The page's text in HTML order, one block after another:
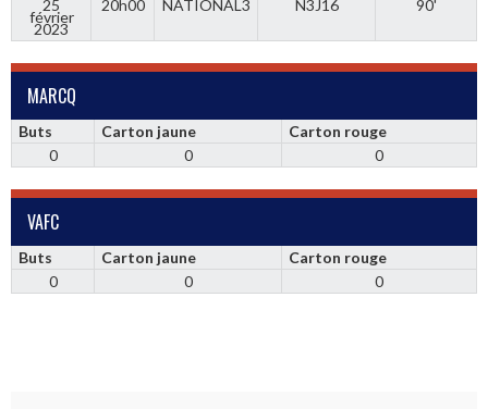
25
février
2023
20h00 NATIONAL3 N3J16 90'
MARCQ
Buts Carton jaune
Carton rouge
0
0 0
VAFC
Buts Carton jaune
Carton rouge
0
0 0